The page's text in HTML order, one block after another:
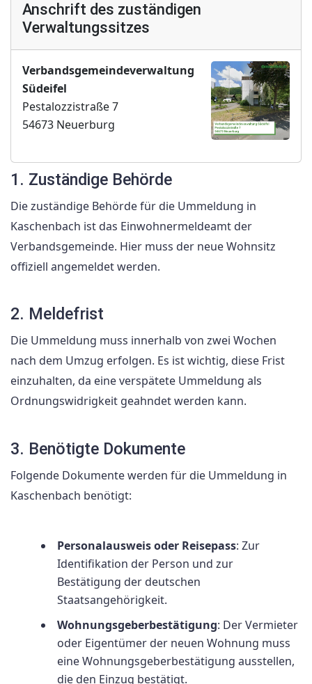
Anschrift des zuständigen
Verwaltungssitzes
Verbandsgemeindeverwaltung
Südeifel
Pestalozzistraße 7
54673 Neuerburg
1. Zuständige Behörde
Die zuständige Behörde für die Ummeldung in
Kaschenbach ist das Einwohnermeldeamt der
Verbandsgemeinde. Hier muss der neue Wohnsitz
offiziell angemeldet werden.
2. Meldefrist
Die Ummeldung muss innerhalb von zwei Wochen
nach dem Umzug erfolgen. Es ist wichtig, diese Frist
einzuhalten, da eine verspätete Ummeldung als
Ordnungswidrigkeit geahndet werden kann.
3. Benötigte Dokumente
Folgende Dokumente werden für die Ummeldung in
Kaschenbach benötigt:
Personalausweis oder Reisepass: Zur
Identifikation der Person und zur
Bestätigung der deutschen
Staatsangehörigkeit.
Wohnungsgeberbestätigung: Der Vermieter
oder Eigentümer der neuen Wohnung muss
eine Wohnungsgeberbestätigung ausstellen,
die den Einzug bestätigt.